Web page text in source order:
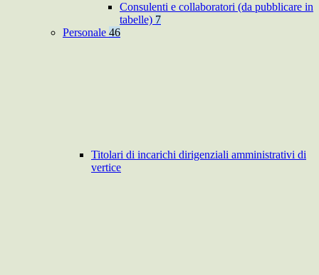
Consulenti e collaboratori (da pubblicare in
tabelle) 7
Personale 46
Titolari di incarichi dirigenziali amministrativi di
vertice